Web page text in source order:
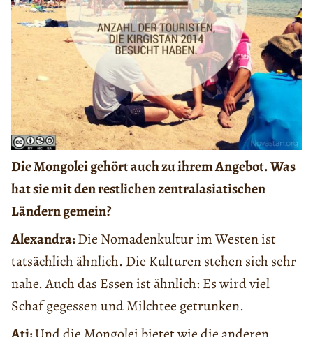
Die Mongolei gehört auch zu ihrem Angebot. Was
hat sie mit den restlichen zentralasiatischen
Ländern gemein?
Alexandra:Die Nomadenkultur im Westen ist
tatsächlich ähnlich. Die Kulturen stehen sich sehr
nahe. Auch das Essen ist ähnlich: Es wird viel
Schaf gegessen und Milchtee getrunken.